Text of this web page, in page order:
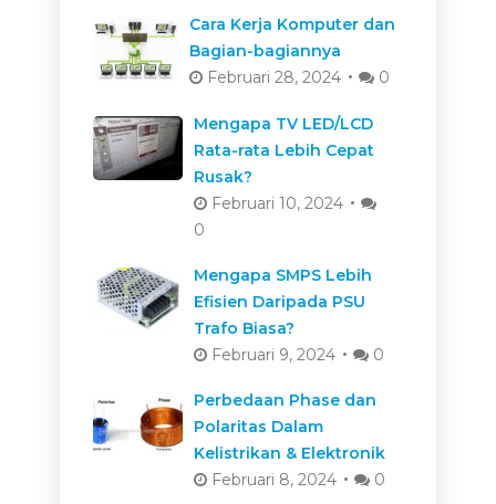
Cara Kerja Komputer dan
Bagian-bagiannya
Februari 28, 2024
0
Mengapa TV LED/LCD
Rata-rata Lebih Cepat
Rusak?
Februari 10, 2024
0
Mengapa SMPS Lebih
Efisien Daripada PSU
Trafo Biasa?
Februari 9, 2024
0
Perbedaan Phase dan
Polaritas Dalam
Kelistrikan & Elektronik
Februari 8, 2024
0